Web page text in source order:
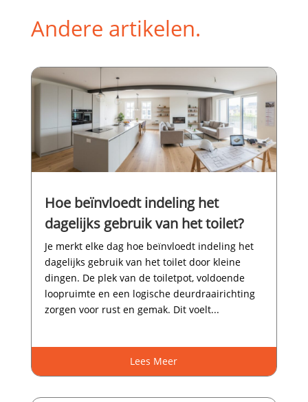
Andere artikelen.
Hoe beïnvloedt indeling het
dagelijks gebruik van het toilet?
Je merkt elke dag hoe beïnvloedt indeling het
dagelijks gebruik van het toilet door kleine
dingen.​ De plek van de toiletpot, voldoende
loopruimte en een logische deurdraairichting
zorgen voor rust en gemak.​ Dit voelt...
Lees Meer